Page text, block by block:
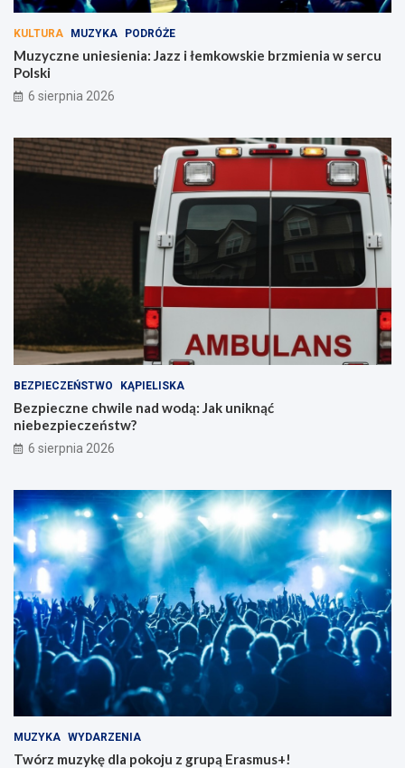
KULTURA MUZYKA PODRÓŻE
Muzyczne uniesienia: Jazz i łemkowskie brzmienia w sercu
Polski
6 sierpnia 2026
BEZPIECZEŃSTWO KĄPIELISKA
Bezpieczne chwile nad wodą: Jak uniknąć
niebezpieczeństw?
6 sierpnia 2026
MUZYKA WYDARZENIA
Twórz muzykę dla pokoju z grupą Erasmus+!